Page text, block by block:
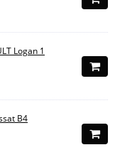
Logan 1
B4